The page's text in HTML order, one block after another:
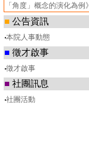
「角度」概念的演化為例》
■ 公告資訊
‧本院人事動態
■ 徵才啟事
‧徵才啟事
■ 社團訊息
‧社團活動